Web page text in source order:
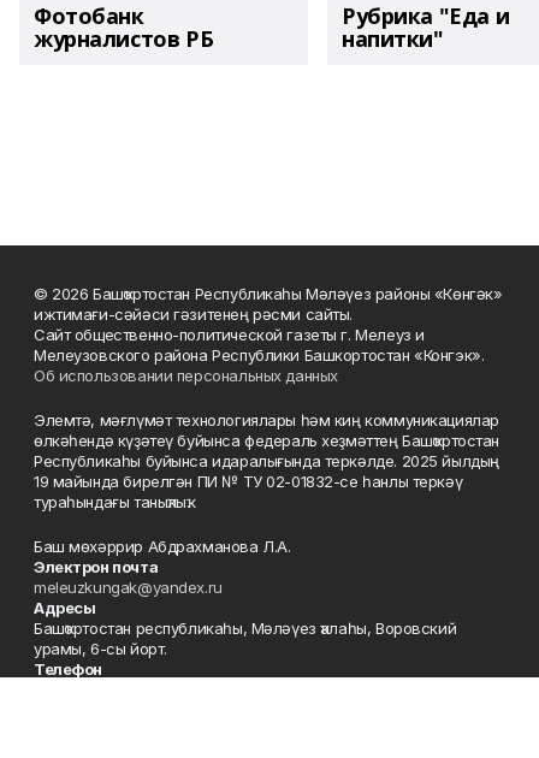
Фотобанк
журналистов РБ
Рубрика "Еда и
напитки"
© 2026 Башҡортостан Республикаһы Мәләүез районы «Көнгәк»
ижтимағи-сәйәси гәзитенең рәсми сайты.
Сайт общественно-политической газеты г. Мелеуз и
Мелеузовского района Республики Башкортостан «Конгэк».
Об использовании персональных данных
Элемтә, мәғлүмәт технологиялары һәм киң коммуникациялар
өлкәһендә күҙәтеү буйынса федераль хеҙмәттең Башҡортостан
Республикаһы буйынса идаралығында теркәлде. 2025 йылдың
19 майында бирелгән ПИ № ТУ 02-01832-се һанлы теркәү
тураһындағы таныҡлыҡ.
Баш мөхәррир Абдрахманова Л.А.
Электрон почта
meleuzkungak@yandex.ru
Адресы
Башҡортостан республикаһы, Мәләүез ҡалаһы, Воровский
урамы, 6-сы йорт.
Телефон